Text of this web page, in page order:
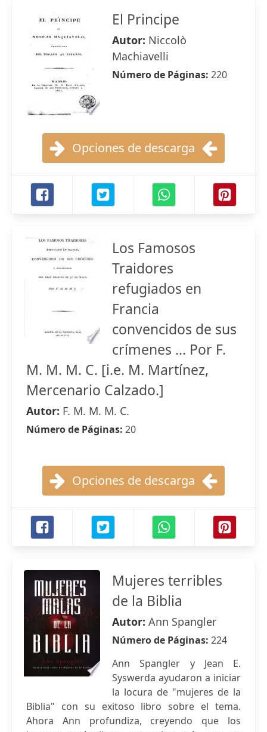
El Principe
Autor: Niccolò
Machiavelli
Número de Páginas: 220
Opciones de descarga
Los Famosos
Traidores
refugiados en
Francia
convencidos de sus
crímenes ... Por F.
M. M. M. C. [i.e. M. Martínez,
Mercenario Calzado.]
Autor: F. M. M. M. C.
Número de Páginas: 20
Opciones de descarga
Mujeres terribles
de la Biblia
Autor: Ann Spangler
Número de Páginas: 224
Ann Spangler y Jean E.
Syswerda ayudaron a iniciar
la locura de "mujeres de la
Biblia" con su exitoso libro sobre el tema.
Ahora Ann profundiza, creyendo que los